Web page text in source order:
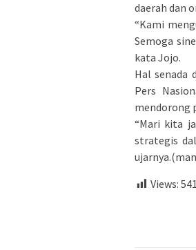
daerah dan
“Kami
Semoga
kata Jojo.
Hal senada
Pers
mendorong
“Mari kita
strategis
Views: 541